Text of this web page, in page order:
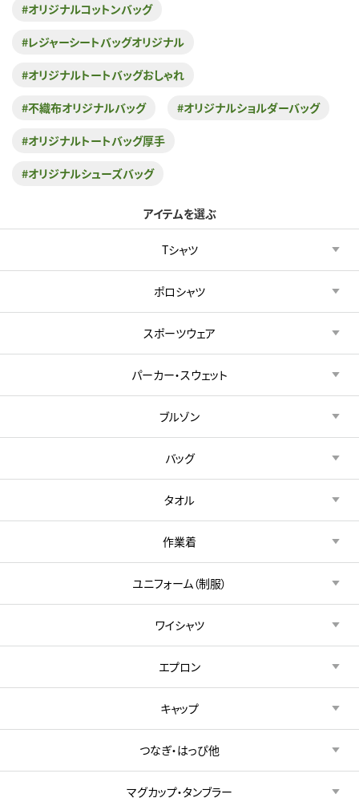
#オリジナルコットンバッグ
#レジャーシートバッグオリジナル
#オリジナルトートバッグおしゃれ
#不織布オリジナルバッグ #オリジナルショルダーバッグ
#オリジナルトートバッグ厚手
#オリジナルシューズバッグ
アイテムを選ぶ
Tシャツ
ポロシャツ
スポーツウェア
パーカー・スウェット
ブルゾン
バッグ
タオル
作業着
ユニフォーム（制服）
ワイシャツ
エプロン
キャップ
つなぎ・はっぴ他
マグカップ・タンブラー